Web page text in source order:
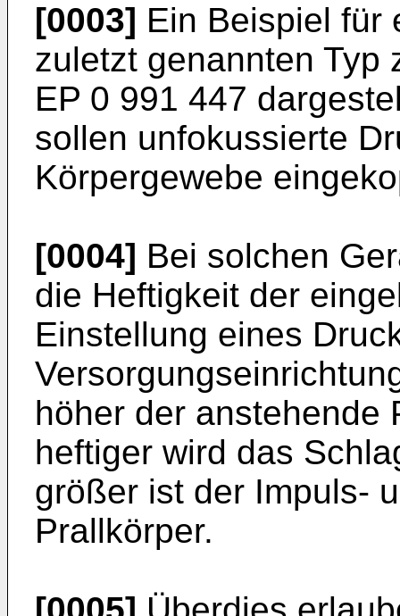
[0003] Ein Beispiel für
zuletzt genannten Typ
EP 0 991 447
sollen unfokussierte
Körpergewebe
[0004] Bei solchen
die Heftigkeit der
Einstellung eines
höher der anstehende
heftiger wird das
größer ist der Impuls-
Prallkörper.